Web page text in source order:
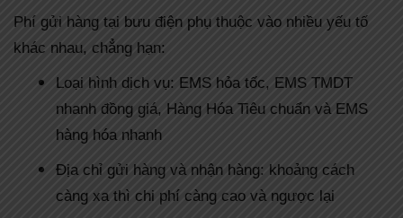
Phí gửi hàng tại bưu điện phụ thuộc vào nhiều yếu tố
khác nhau, chẳng hạn:
Loại hình dịch vụ: EMS hỏa tốc, EMS TMDT
nhanh đồng giá, Hàng Hóa Tiêu chuẩn và EMS
hàng hóa nhanh
Địa chỉ gửi hàng và nhận hàng: khoảng cách
càng xa thì chi phí càng cao và ngược lại